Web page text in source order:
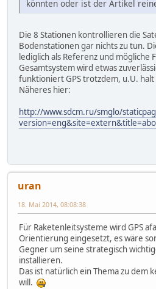
könnten oder ist der Artikel
Die 8 Stationen kontrollieren die
Bodenstationen gar nichts zu tun.
lediglich als Referenz und mögliche
Gesamtsystem wird etwas
funktioniert GPS trotzdem, u.U. halt
Näheres hier:
http://www.sdcm.ru/smglo/
uran
18. Mai 2014, 08:08:38
Für Raketenleitsysteme wird GPS
Orientierung eingesetzt, es wäre
Gegner um seine strategisch
installieren.
Das ist natürlich ein Thema zu dem
will.